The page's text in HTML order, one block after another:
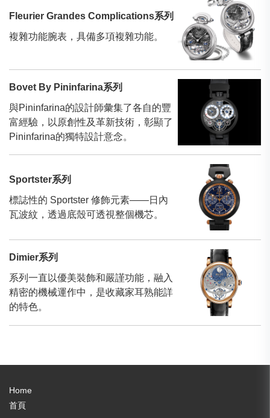
Fleurier Grandes Complications系列
複雜功能腕表，具備多項複雜功能。
Bovet By Pininfarina系列
與Pininfarina的設計師彙集了各自的豐
富經驗，以原創性及革新技術，彰顯了
Pininfarina的獨特設計意念。
Sportster系列
標誌性的 Sportster 修飾元素——日內
瓦波紋，透過底殼可透視整個機芯。
Dimier系列
系列一直以優美裝飾和嚴謹功能，融入
精密的機械運作中，是收藏家耳熟能詳
的特色。
Home
首頁